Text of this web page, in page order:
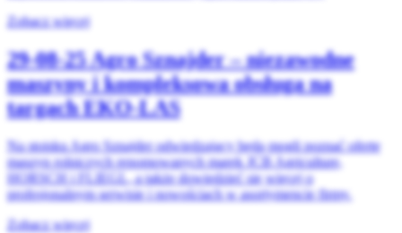
Zobacz więcej
29-08-25Agro Sznajder – niezawodne
maszyny i kompleksowa obsługa na
targach EKO-LAS
Na stoisku Agro Sznajder odwiedzający będą mogli poznać ofertę
maszyn rolniczych renomowanych marek JCB Agriculture,
HORSCH i FLIEGL, a także dowiedzieć się więcej o
profesjonalnym serwisie i nowościach w asortymencie firmy.
Zobacz więcej